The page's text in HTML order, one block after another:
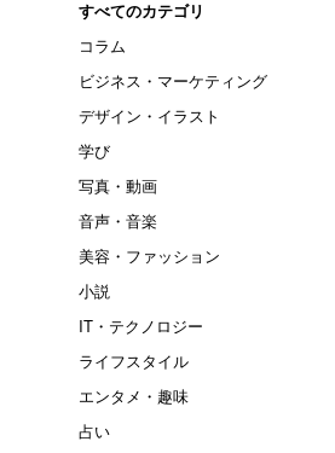
すべてのカテゴリ
コラム
ビジネス・マーケティング
デザイン・イラスト
学び
写真・動画
音声・音楽
美容・ファッション
小説
IT・テクノロジー
ライフスタイル
エンタメ・趣味
占い